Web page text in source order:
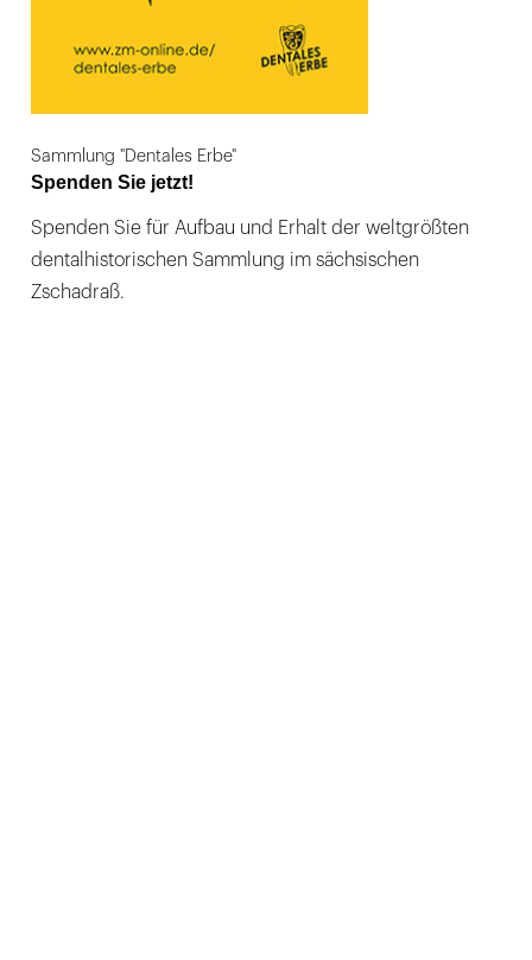
Sammlung "Dentales Erbe"
Spenden Sie jetzt!
Spenden Sie für Aufbau und Erhalt der weltgrößten
dentalhistorischen Sammlung im sächsischen
Zschadraß.